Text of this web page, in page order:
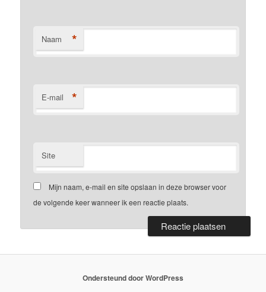
Naam *
E-mail *
Site
Mijn naam, e-mail en site opslaan in deze browser voor
de volgende keer wanneer ik een reactie plaats.
Ondersteund door WordPress